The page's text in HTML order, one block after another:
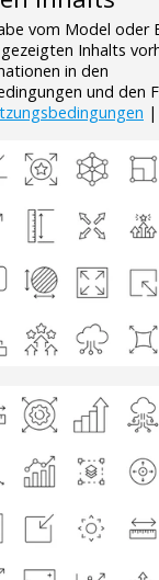
vom Model oder
Inhalts
in den
und den
|